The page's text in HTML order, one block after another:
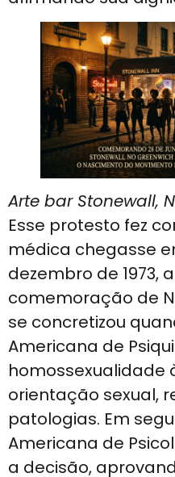
Arte bar Stonewall,
Esse protesto fez
médica chegasse
dezembro de 1973,
comemoração de
se concretizou
Americana de
homossexualidade
orientação sexual,
patologias. Em
Americana de
a decisão,